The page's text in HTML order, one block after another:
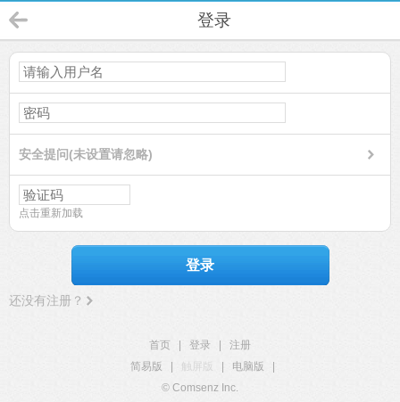
登录
安全提问(未设置请忽略)
点击重新加载
登录
还没有注册？
首页 登录
注册
简易版
触屏版 电脑版
© Comsenz Inc.